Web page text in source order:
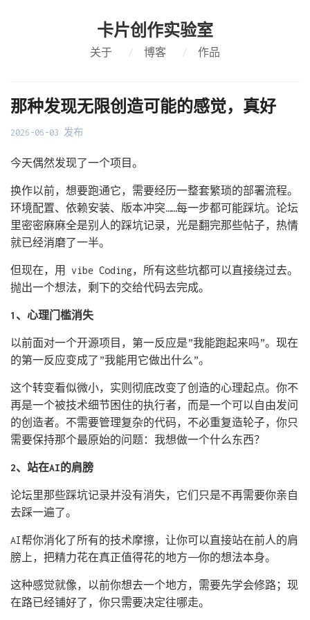
卡片创作实验室
关于 / 博客 / 作品
那种发现无限创造可能的感觉，真好
2026-06-03 发布
今天偶然发现了一个项目。
换作以前，想要跑通它，需要经历一整套繁琐的部署流程。
环境配置、依赖安装、版本冲突……每一步都可能踩坑。论坛
里密密麻麻全是别人的踩坑记录，光是翻完那些帖子，热情
就已经消磨了一半。
但现在，用 vibe Coding，所有这些坑都可以直接绕过去。
抛出一个想法，剩下的交给代码去完成。
1、心理门槛消失
以前面对一个开源项目，第一反应是”我能跑起来吗”。现在
的第一反应变成了”我能用它做出什么”。
这个转变看似微小，实则彻底改变了创造的心理起点。你不
再是一个被技术细节困住的执行者，而是一个可以自由发问
的创造者。不需要管理复杂的代码，不必重复造轮子，你只
需要保持那个最原始的问题：我想做一个什么东西？
2、站在AI的肩膀
论坛里那些踩坑记录并没有消失，它们只是不再需要你亲自
去踩一遍了。
AI帮你消化了所有的技术摩擦，让你可以直接站在前人的肩
膀上，把精力花在真正值得花的地方——你的想法本身。
这种感觉就像，以前你想去一个地方，需要先学会修路；现
在路已经铺好了，你只需要决定往哪走。